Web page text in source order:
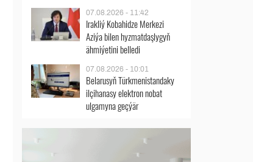
07.08.2026 - 11:42
Irakliý Kobahidze Merkezi
Aziýa bilen hyzmatdaşlygyň
ähmiýetini belledi
07.08.2026 - 10:01
Belarusyň Türkmenistandaky
ilçihanasy elektron nobat
ulgamyna geçýär